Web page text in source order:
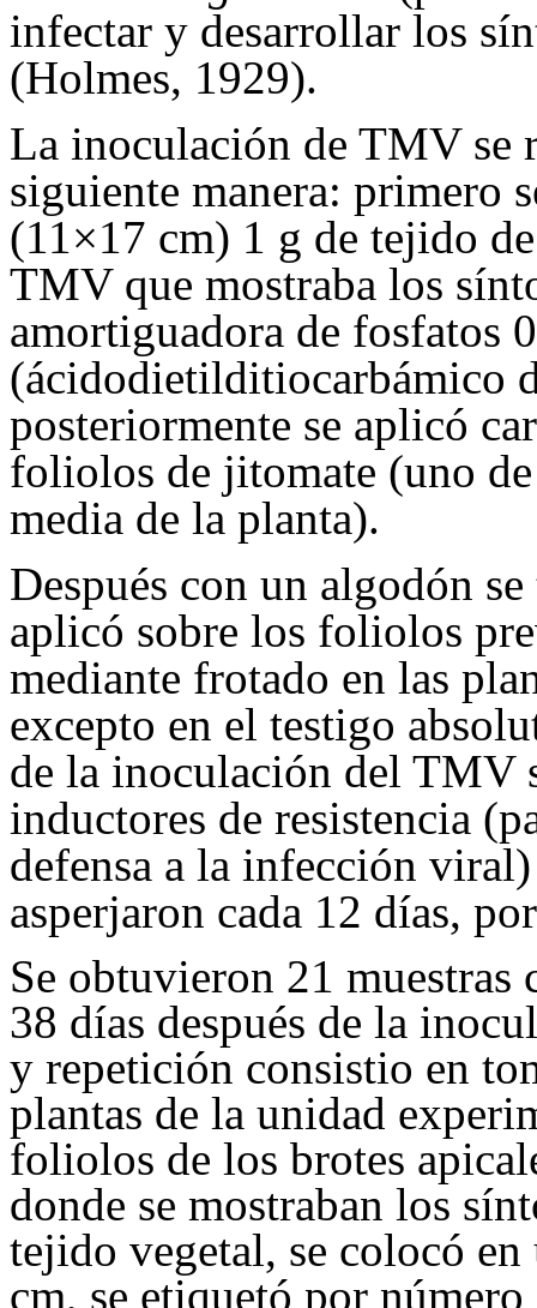
infectar y desarrollar los
(Holmes, 1929).
La inoculación de TMV se
siguiente manera: primero
(11×17 cm) 1 g de tejido
TMV que mostraba los
amortiguadora de fosfatos
(ácidodietilditiocarbámico
posteriormente se aplicó
foliolos de jitomate (uno
media de la planta).
Después con un algodón
aplicó sobre los foliolos
mediante frotado en las
excepto en el testigo
de la inoculación del TMV
inductores de resistencia
defensa a la infección
asperjaron cada 12 días,
Se obtuvieron 21 muestras
38 días después de la
y repetición consistio en
plantas de la unidad
foliolos de los brotes
donde se mostraban los
tejido vegetal, se colocó
cm, se etiquetó por